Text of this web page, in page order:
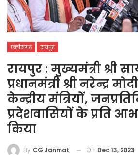
छत्तीसगढ़ रायपुर
रायपुर : मुख्यमंत्री श्री
प्रधानमंत्री श्री नरेन्द्र
केन्द्रीय मंत्रियों,
प्रदेशवासियों के प्रति
किया
By CG Janmat On Dec 13, 2023